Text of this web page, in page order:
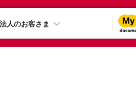
法人のお客さま